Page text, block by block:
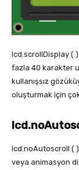
lcd.scrollDisplay (
fazla 40 karakter
kullanışsız
oluşturmak için
lcd.noAutoscroll (
veya animasyon